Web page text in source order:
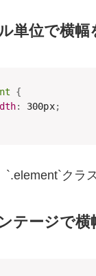
単位で横
{
: 300px;
`.element`クラ
テージで横